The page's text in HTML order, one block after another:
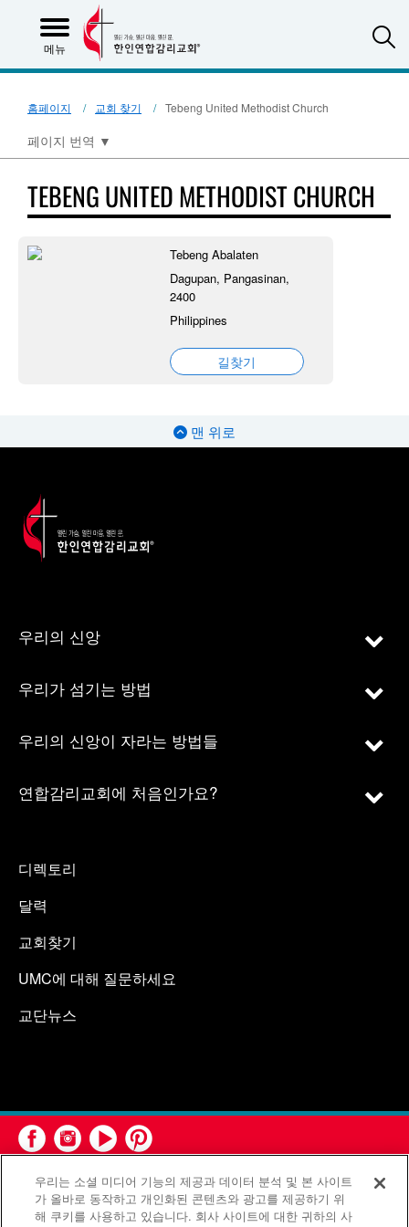
메뉴
홈페이지 교회 찾기 Tebeng United Methodist Church
페이지 번역 ▼
TEBENG UNITED METHODIST CHURCH
Tebeng Abalaten
Dagupan, Pangasinan,
2400
Philippines
길찾기
맨 위로
우리의 신앙
우리가 섬기는 방법
우리의 신앙이 자라는 방법들
연합감리교회에 처음인가요?
디렉토리
달력
교회찾기
UMC에 대해 질문하세요
교단뉴스
우리는 소셜 미디어 기능의 제공과 데이터 분석 및 본 사이트
가 올바로 동작하고 개인화된 콘텐츠와 광고를 제공하기 위
해 쿠키를 사용하고 있습니다. 회사 사이트에 대한 귀하의 사